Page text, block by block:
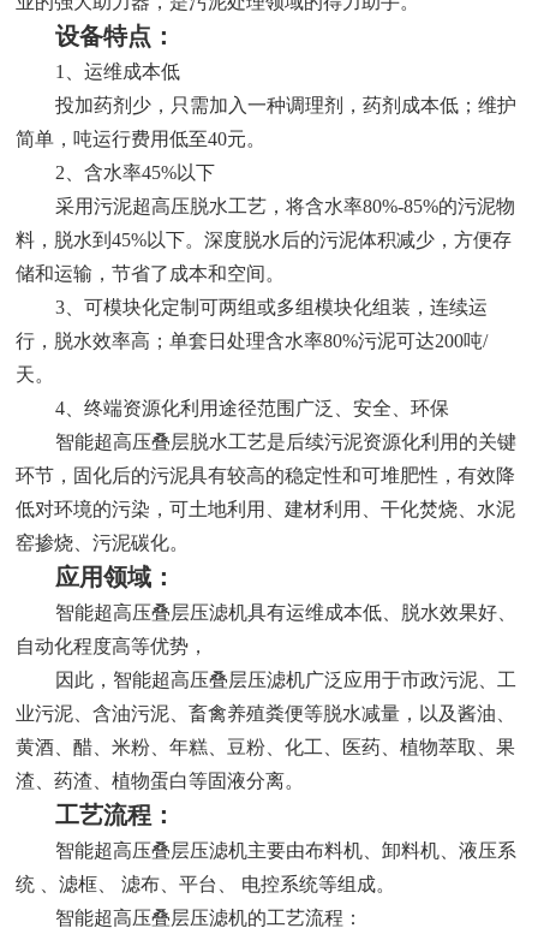
设备特点：
1、运维成本低
投加药剂少，只需加入一种调理剂，药剂成本低；维护
简单，吨运行费用低至40元。
2、含水率45%以下
采用污泥超高压脱水工艺，将含水率80%-85%的污泥物
料，脱水到45%以下。深度脱水后的污泥体积减少，方便存
储和运输，节省了成本和空间。
3、可模块化定制可两组或多组模块化组装，连续运
行，脱水效率高；单套日处理含水率80%污泥可达200吨/
天。
4、终端资源化利用途径范围广泛、安全、环保
智能超高压叠层脱水工艺是后续污泥资源化利用的关键
环节，固化后的污泥具有较高的稳定性和可堆肥性，有效降
低对环境的污染，可土地利用、建材利用、干化焚烧、水泥
窑掺烧、污泥碳化。
应用领域：
智能超高压叠层压滤机具有运维成本低、脱水效果好、
自动化程度高等优势，
因此，智能超高压叠层压滤机广泛应用于市政污泥、工
业污泥、含油污泥、畜禽养殖粪便等脱水减量，以及酱油、
黄酒、醋、米粉、年糕、豆粉、化工、医药、植物萃取、果
渣、药渣、植物蛋白等固液分离。
工艺流程：
智能超高压叠层压滤机主要由布料机、卸料机、液压系
统 、滤框、 滤布、平台、 电控系统等组成。
智能超高压叠层压滤机的工艺流程：